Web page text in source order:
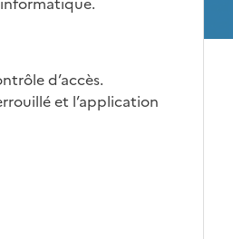
d’accès.
et l’application